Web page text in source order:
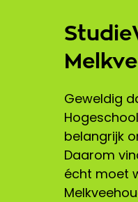
Geweldig
belangrijk
Daarom
écht moet